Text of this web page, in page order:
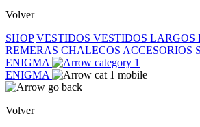
Volver
SHOP VESTIDOS VESTIDOS LARGOS
REMERAS CHALECOS ACCESORIOS
ENIGMA
ENIGMA
Volver